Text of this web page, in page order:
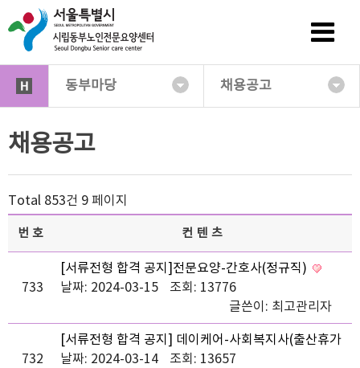
동부마당 채용공고
채용공고
Total 853건 9 페이지
번호 컨텐츠
733
[서류전형 합격 공지]전문요양-간호사(정규직)
날짜: 2024-03-15
조회: 13776
글쓴이: 최고관리자
732
[서류전형 합격 공지] 데이케어-사회복지사(출산휴가
및 육아휴직대체직)
날짜: 2024-03-14
조회: 13657